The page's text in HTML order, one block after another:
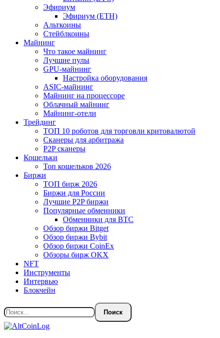
Эфириум
Эфириум (ETH)
Альткоины
Стейблкоины
Майнинг
Что такое майнинг
Лучшие пулы
GPU-майнинг
Настройка оборудования
ASIC-майнинг
Майнинг на процессоре
Облачный майнинг
Майнинг-отели
Трейдинг
ТОП 10 роботов для торговли критовалютой
Сканеры для арбитража
P2P сканеры
Кошельки
Топ кошельков 2026
Биржи
ТОП бирж 2026
Биржи для России
Лучшие P2P биржи
Популярные обменники
Обменники для BTC
Обзор биржи Bitget
Обзор биржи Bybit
Обзор биржи CoinEx
Обзоры бирж OKX
NFT
Инструменты
Интервью
Блокчейн